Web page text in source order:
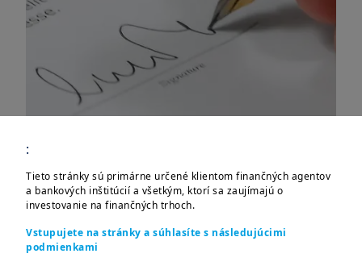
:
Tieto stránky sú primárne určené klientom finančných agentov
a bankových inštitúcií a všetkým, ktorí sa zaujímajú o
investovanie na finančných trhoch.
Vstupujete na stránky a súhlasíte s následujúcimi
podmienkami
Vážená klientka, vážený klient,